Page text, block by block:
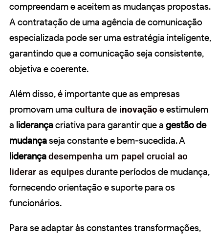
compreendam e aceitem as mudanças propostas.
A contratação de uma agência de comunicação
especializada pode ser uma estratégia inteligente,
garantindo que a comunicação seja consistente,
objetiva e coerente.
Além disso, é importante que as empresas
promovam uma cultura de inovação e estimulem
a liderançacriativa para garantir que a gestão de
mudançaseja constante e bem-sucedida. A
liderançadesempenha um papel crucial ao
liderar as equipes durante períodos de mudança,
fornecendo orientação e suporte para os
funcionários.
Para se adaptar às constantes transformações,